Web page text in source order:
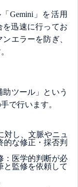
Gemini」を活用
を迅速に行ってお
エラーを防ぎ、
ツール」という
で行います。
し、文脈やニュ
な修正・採否判
：医学的判断が必
と監修を依頼して